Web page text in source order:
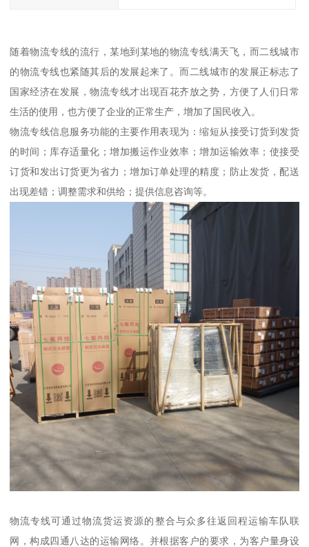
随着物流专线的流行，某地到某地的物流专线满天飞，而二线城市
的物流专线也紧随其后的发展起来了。而二线城市的发展正标志了
国家经济在发展，物流专线才出现百花齐放之势，方便了人们日常
生活的使用，也方便了企业的正常生产，增加了国民收入。
物流专线信息服务功能的主要作用表现为：缩短从接受订货到发货
的时间；库存适量化；增加搬运作业效率；增加运输效率；使接受
订货和发出订货更为省力；增加订单处理的精度；防止发货，配送
出现差错；调整需求和供给；提供信息咨询等。
物流专线可通过物流货运资源的整合与众多往返回程运输车队联
网，构成四通八达的运输网络。并根据客户的要求，为客户量身设